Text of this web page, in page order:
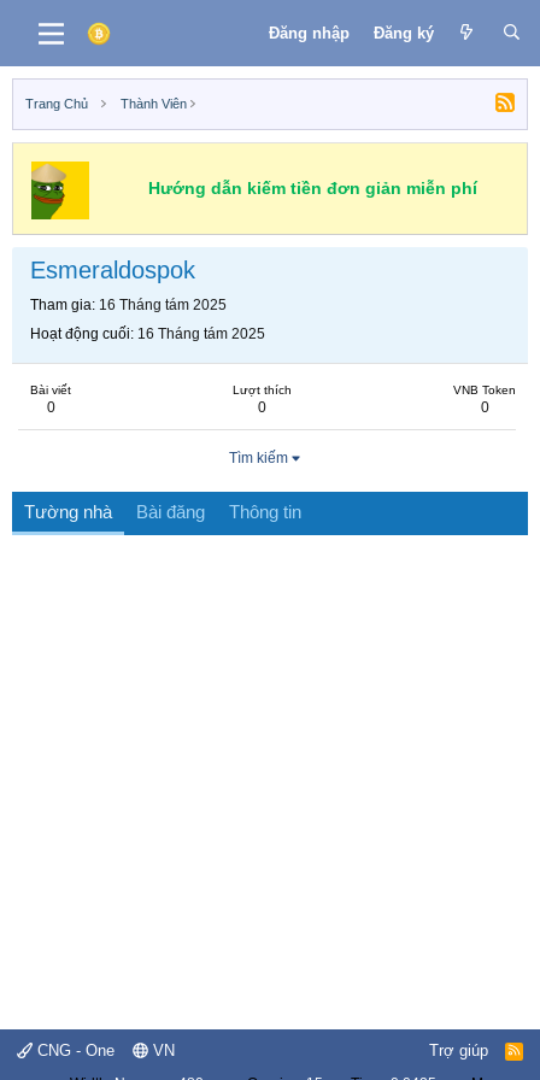
Đăng nhập Đăng ký
Trang Chủ Thành Viên
Hướng dẫn kiếm tiền đơn giản miễn phí
Esmeraldospok
Tham gia 16 Tháng tám 2025
Hoạt động cuối 16 Tháng tám 2025
Bài viết
0
Lượt thích
0
VNB Token
0
Tìm kiếm
Tường nhà Bài đăng Thông tin
CNG - One VN Trợ giúp
R